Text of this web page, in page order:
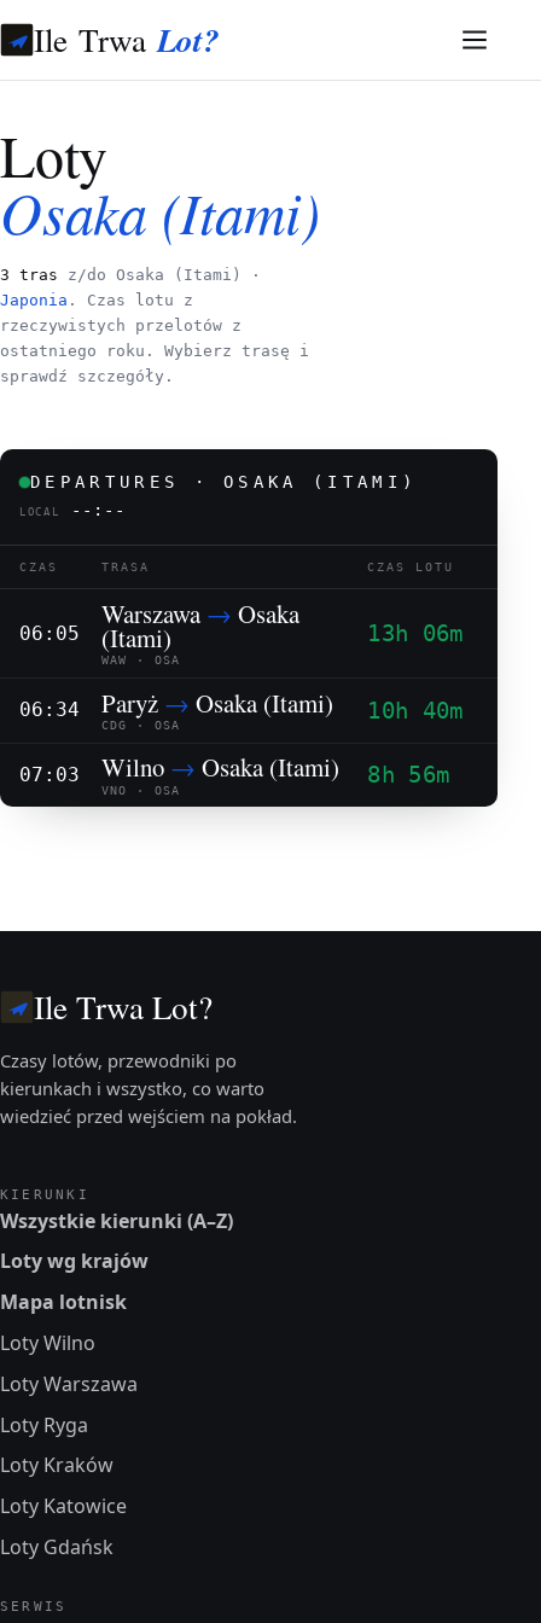
Ile TrwaLot?
Loty
Osaka (Itami)
3 tras z/do Osaka (Itami) ·
Japonia . Czas lotu z
rzeczywistych przelotów z
ostatniego roku. Wybierz trasę i
sprawdź szczegóły.
DEPARTURES · OSAKA (ITAMI)
LOCAL --:--
CZAS TRASA CZAS LOTU
06:05
Warszawa → Osaka
(Itami)
WAW · OSA
13h 06m
06:34 Paryż → Osaka (Itami)
CDG · OSA
10h 40m
07:03 Wilno → Osaka (Itami)
VNO · OSA
8h 56m
Ile Trwa Lot?
Czasy lotów, przewodniki po
kierunkach i wszystko, co warto
wiedzieć przed wejściem na pokład.
KIERUNKI
Wszystkie kierunki (A–Z)
Loty wg krajów
Mapa lotnisk
Loty Wilno
Loty Warszawa
Loty Ryga
Loty Kraków
Loty Katowice
Loty Gdańsk
SERWIS